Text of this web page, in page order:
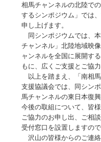
相馬チャンネルの北陸で
するシンポジウム」では
申し上げます。
同シンポジウムでは、
チャンネル」北陸地域映
ャンネルを全国に展開す
もに、広くご支援とご協
以上を踏まえ、「南相
支援協議会では、同シン
馬チャンネルの東日本復
今後の取組について、皆
ご協力のお申し出、ご相
受付窓口を設置しますの
沢山の皆様からのご連絡